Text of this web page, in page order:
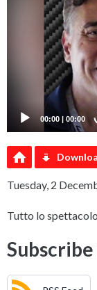
00:00 | 00:00
Tuesday, 2
Tutto lo